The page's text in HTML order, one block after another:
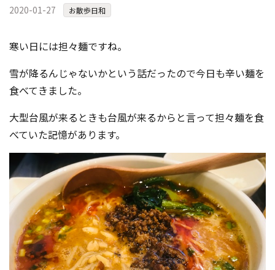
公募運営SaaS 「Kouboプランナー」
事務局アウトソーシング
マーケットデータ
コンテスト情報及びプレゼン
紹介させていただきます
無料掲載お申し込み
掲載内容のご確認はこちら
2020-01-27 お散歩日和
寒い日には担々麺ですね。
雪が降るんじゃないかという話だったので今日も辛い麺を
食べてきました。
大型台風が来るときも台風が来るからと言って担々麺を食
べていた記憶があります。